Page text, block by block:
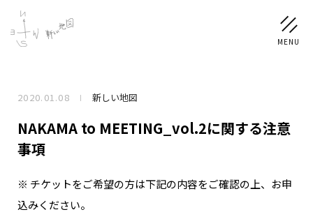
NEWS
SCHEDULE
PROFILE
稲垣 吾郎
2020.01.08 新しい地図
NAKAMA to MEETING_vol.2に関する注意
事項
※ チケットをご希望の方は下記の内容をご確認の上、お申
込みください。